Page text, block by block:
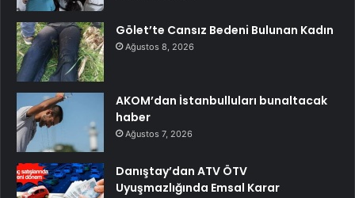
Gölet’te Cansız Bedeni Bulunan Kadın
Ağustos 8, 2026
AKOM’dan İstanbulluları bunaltacak
haber
Ağustos 7, 2026
Danıştay’dan ATV ÖTV
Uyuşmazlığında Emsal Karar